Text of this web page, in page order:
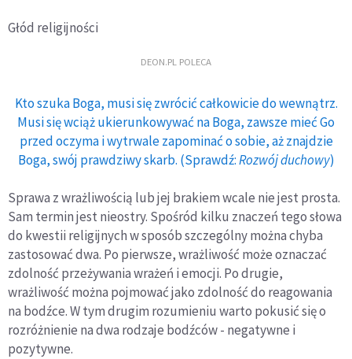
Głód religijności
DEON.PL POLECA
Kto szuka Boga, musi się zwrócić całkowicie do wewnątrz.
Musi się wciąż ukierunkowywać na Boga, zawsze mieć Go
przed oczyma i wytrwale zapominać o sobie, aż znajdzie
Boga, swój prawdziwy skarb. (Sprawdź:Rozwój duchowy)
Sprawa z wrażliwością lub jej brakiem wcale nie jest prosta.
Sam termin jest nieostry. Spośród kilku znaczeń tego słowa
do kwestii religijnych w sposób szczególny można chyba
zastosować dwa. Po pierwsze, wrażliwość może oznaczać
zdolność przeżywania wrażeń i emocji. Po drugie,
wrażliwość można pojmować jako zdolność do reagowania
na bodźce. W tym drugim rozumieniu warto pokusić się o
rozróżnienie na dwa rodzaje bodźców - negatywne i
pozytywne.